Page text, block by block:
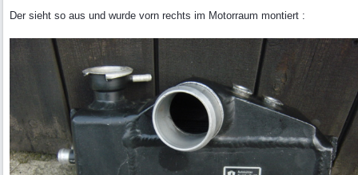
Der sieht so aus und wurde vorn rechts im Motorraum montiert :